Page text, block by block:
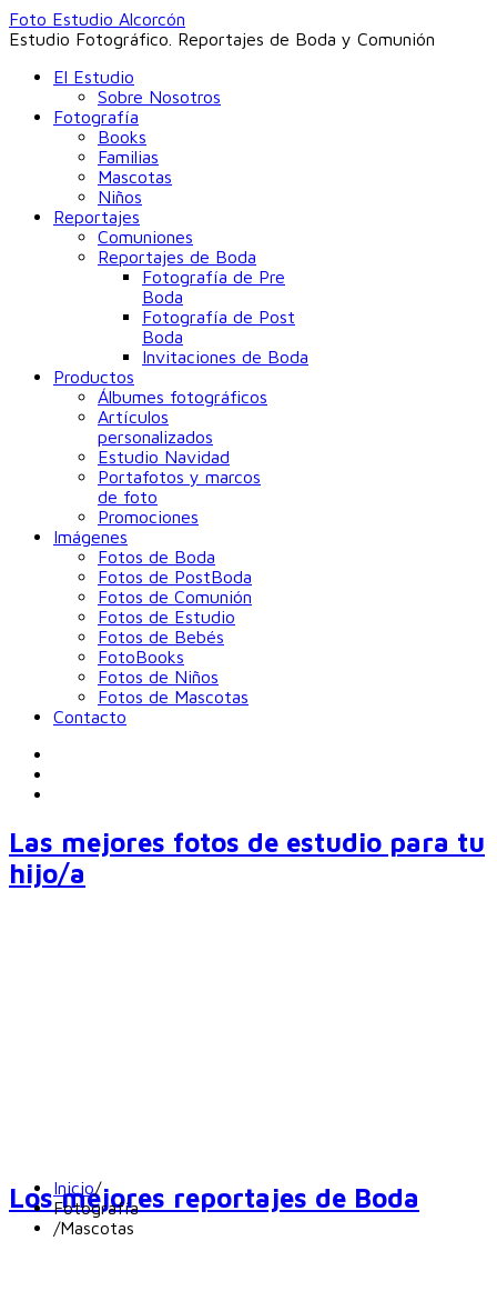
Foto Estudio Alcorcón
Estudio Fotográfico. Reportajes de Boda y Comunión
El Estudio
Sobre Nosotros
Fotografía
Books
Familias
Mascotas
Niños
Reportajes
Comuniones
Reportajes de Boda
Fotografía de Pre
Boda
Fotografía de Post
Boda
Invitaciones de Boda
Productos
Álbumes fotográficos
Artículos
personalizados
Estudio Navidad
Portafotos y marcos
de foto
Promociones
Imágenes
Fotos de Boda
Fotos de PostBoda
Fotos de Comunión
Fotos de Estudio
Fotos de Bebés
FotoBooks
Fotos de Niños
Fotos de Mascotas
Contacto
Las mejores fotos de estudio para tu
hijo/a
Los mejores reportajes de Boda
Inicio/
Fotografía
/Mascotas